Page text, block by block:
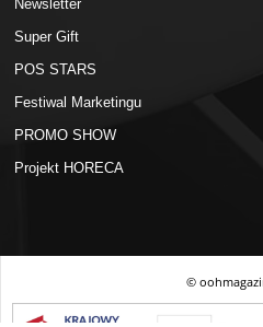
Newsletter
Super Gift
POS STARS
Festiwal Marketingu
PROMO SHOW
Projekt HORECA
©